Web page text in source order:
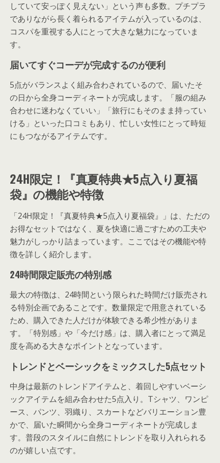
していて安っぽく見えない」という声も多数。プチプラ
でありながら長く着られるアイテムが入っているのは、
コスパを重視する人にとって大きな魅力になっていま
す。
届いてすぐコーデが完成するのが便利
5点がバランスよく組み合わされているので、届いたそ
の日から全身コーディネートが完成します。「服の組み
合わせに迷わなくていい」「旅行にもそのまま持ってい
ける」といった口コミもあり、忙しい女性にとって時短
にもつながるアイテムです。
24H限定！『真夏特典★5点入り夏福
袋』の機能や特徴
「24H限定！『真夏特典★5点入り夏福袋』」は、ただの
お得なセットではなく、夏を快適に過ごすための工夫や
魅力がしっかり詰まっています。ここではその機能や特
徴を詳しく紹介します。
24時間限定販売の特別感
最大の特徴は、24時間という限られた時間だけ販売され
る特別企画であることです。数量限定で用意されている
ため、購入できた人だけが体験できる希少性がありま
す。「特別感」や「今だけ感」は、購入者にとって満足
度を高める大きなポイントとなっています。
トレンドとベーシックをミックスした5点セット
中身は最新のトレンドアイテムと、着回しやすいベーシ
ックアイテムを組み合わせた5点入り。Tシャツ、ワンピ
ース、パンツ、羽織り、スカートなどバリエーション豊
かで、届いた瞬間から全身コーディネートが完成しま
す。普段のスタイルに自然にトレンドを取り入れられる
のが嬉しい点です。